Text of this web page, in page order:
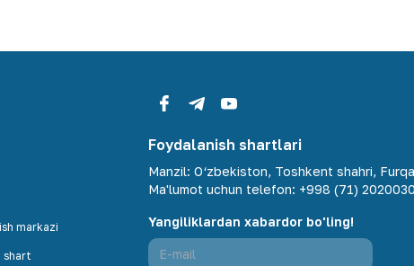
markazi
shart
Foydalanish shartlari
Manzil: O‘zbekiston, Toshkent shahri,
Ma'lumot uchun telefon: +998 (71)
Yangiliklardan xabardor bo'ling!